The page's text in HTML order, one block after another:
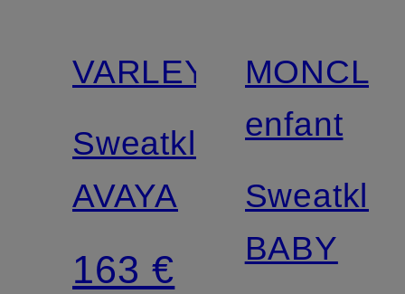
VARLEY
Sweatkleid
AVAYA
163 €
enfant
BABY